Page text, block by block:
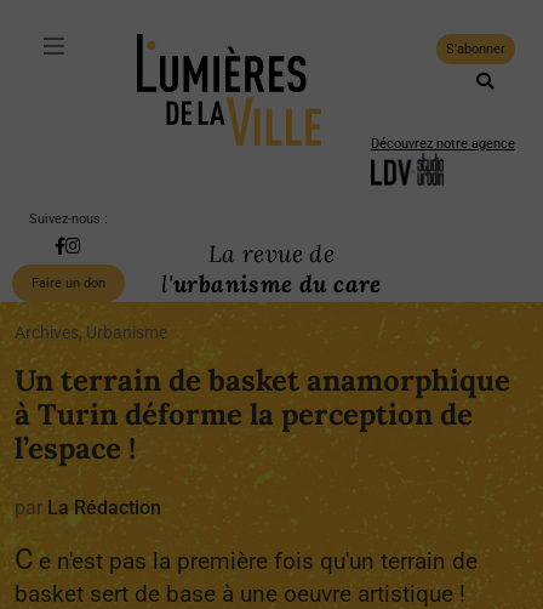
S'abonner
Découvrez notre agence
Suivez-nous :
Faire un don
La revue de
l'urbanisme du care
Archives, Urbanisme
Un terrain de basket anamorphique
à Turin déforme la perception de
l’espace !
par La Rédaction
C e n'est pas la première fois qu'un terrain de
basket sert de base à une oeuvre artistique !